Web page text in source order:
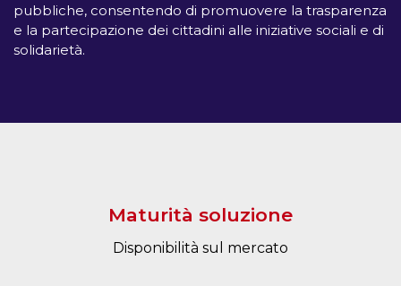
pubbliche, consentendo di promuovere la trasparenza
e la partecipazione dei cittadini alle iniziative sociali e di
solidarietà.
Maturità soluzione
Disponibilità sul mercato